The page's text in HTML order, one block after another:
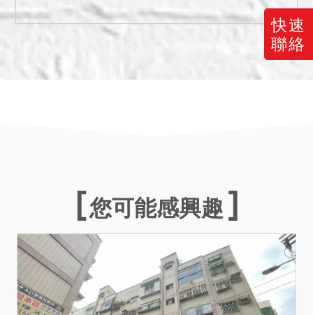
快速
聯絡
子內。暫編546建號使用情
形不明，拍定後不點交。
暫編546建號係坐落931地
號，931地號非債務人所
其承租土地建築房屋，故拍
定後若931土地所有權人依
土地法第104條第1項前段、
民法第426條之2第1項主張
優先承買權，而拍定人對土
地所有權人之優先承買權存
有爭執，應由拍定人提起確
您可能感興趣